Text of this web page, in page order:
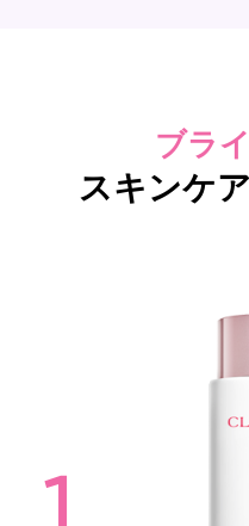
ブラ
スキンケ